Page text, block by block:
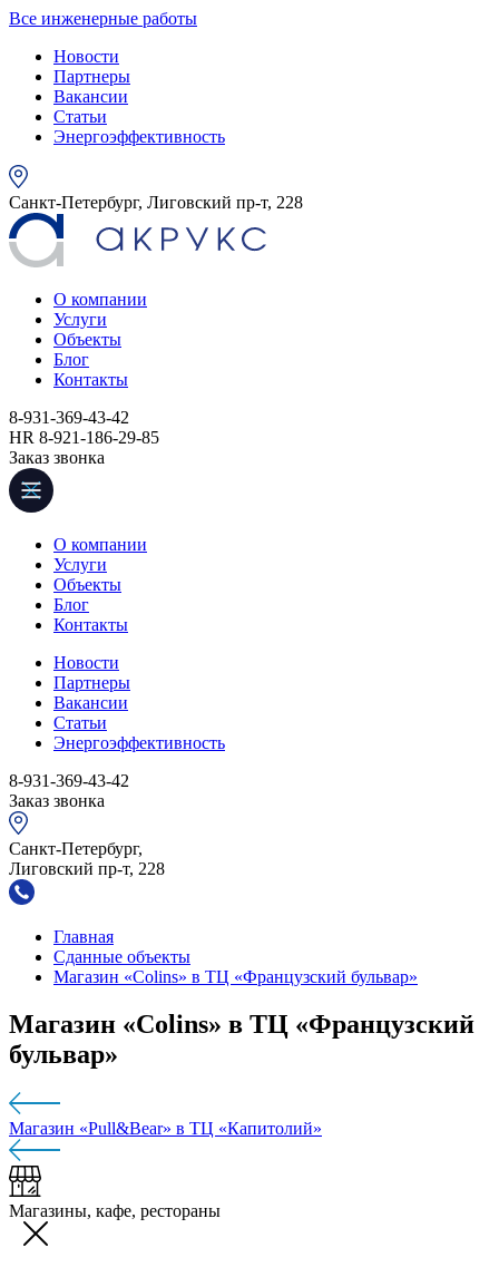
Все инженерные работы
Новости
Партнеры
Вакансии
Статьи
Энергоэффективность
Санкт-Петербург, Лиговский пр-т, 228
О компании
Услуги
Объекты
Блог
Контакты
8-931-369-43-42
HR 8-921-186-29-85
Заказ звонка
О компании
Услуги
Объекты
Блог
Контакты
Новости
Партнеры
Вакансии
Статьи
Энергоэффективность
8-931-369-43-42
Заказ звонка
Санкт-Петербург,
Лиговский пр-т, 228
Главная
Сданные объекты
Магазин «Colins» в ТЦ «Французский бульвар»
Магазин «Colins» в ТЦ «Французский
бульвар»
Магазин «Pull&Bear» в ТЦ «Капитолий»
Магазины, кафе, рестораны